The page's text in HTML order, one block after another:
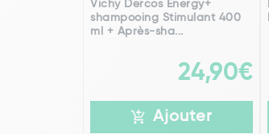
Vichy Dercos Energy+
shampooing Stimulant 400
ml + Après-sha...
24,90€
Ajouter